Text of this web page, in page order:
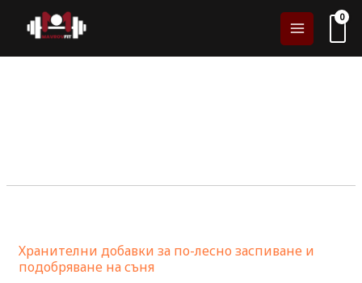
Хранителни добавки за по-лесно заспиване и
подобряване на съня
за
по-